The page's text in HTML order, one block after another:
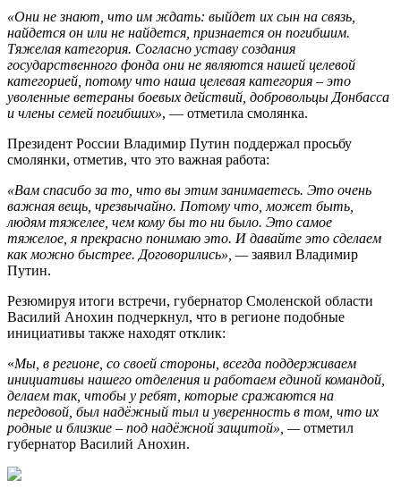
«Они не знают, что им ждать: выйдет их сын на связь,
найдется он или не найдется, признается он погибшим.
Тяжелая категория. Согласно уставу создания
государственного фонда они не являются нашей целевой
категорией, потому что наша целевая категория – это
уволенные ветераны боевых действий, добровольцы Донбасса
и члены семей погибших», — отметила смолянка.
Президент России Владимир Путин поддержал просьбу
смолянки, отметив, что это важная работа:
«Вам спасибо за то, что вы этим занимаетесь. Это очень
важная вещь, чрезвычайно. Потому что, может быть,
людям тяжелее, чем кому бы то ни было. Это самое
тяжелое, я прекрасно понимаю это. И давайте это сделаем
как можно быстрее. Договорились», —заявил Владимир
Путин.
Резюмируя итоги встречи, губернатор Смоленской области
Василий Анохин подчеркнул, что в регионе подобные
инициативы также находят отклик:
«Мы, в регионе, со своей стороны, всегда поддерживаем
инициативы нашего отделения и работаем единой командой,
делаем так, чтобы у ребят, которые сражаются на
передовой, был надёжный тыл и уверенность в том, что их
родные и близкие – под надёжной защитой», —отметил
губернатор Василий Анохин.